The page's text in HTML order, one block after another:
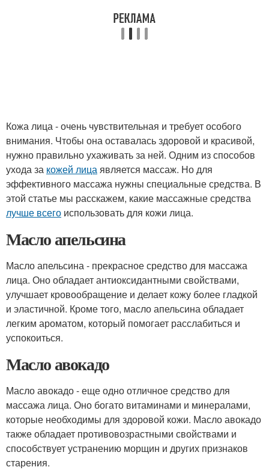
Кожа лица - очень чувствительная и требует особого
внимания. Чтобы она оставалась здоровой и красивой,
нужно правильно ухаживать за ней. Одним из способов
ухода за кожей лицаявляется массаж. Но для
эффективного массажа нужны специальные средства. В
этой статье мы расскажем, какие массажные средства
лучше всего использовать для кожи лица.
Масло апельсина
Масло апельсина - прекрасное средство для массажа
лица. Оно обладает антиоксидантными свойствами,
улучшает кровообращение и делает кожу более гладкой
и эластичной. Кроме того, масло апельсина обладает
легким ароматом, который помогает расслабиться и
успокоиться.
Масло авокадо
Масло авокадо - еще одно отличное средство для
массажа лица. Оно богато витаминами и минералами,
которые необходимы для здоровой кожи. Масло авокадо
также обладает противовозрастными свойствами и
способствует устранению морщин и других признаков
старения.